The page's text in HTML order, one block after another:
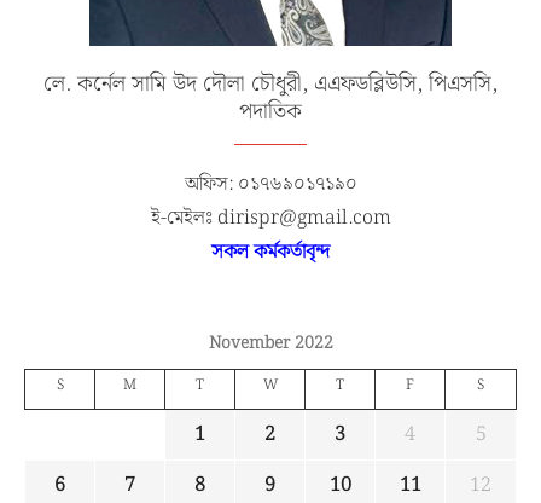
লে. কর্নেল সামি উদ দৌলা চৌধুরী, এএফডব্লিউসি, পিএসসি,
পদাতিক
অফিস: ০১৭৬৯০১৭১৯০
ই-মেইলঃ dirispr@gmail.com
সকল কর্মকর্তাবৃন্দ
November 2022
S M T W T F S
1 2 3 4
5
6
7 8 9 10 11
12